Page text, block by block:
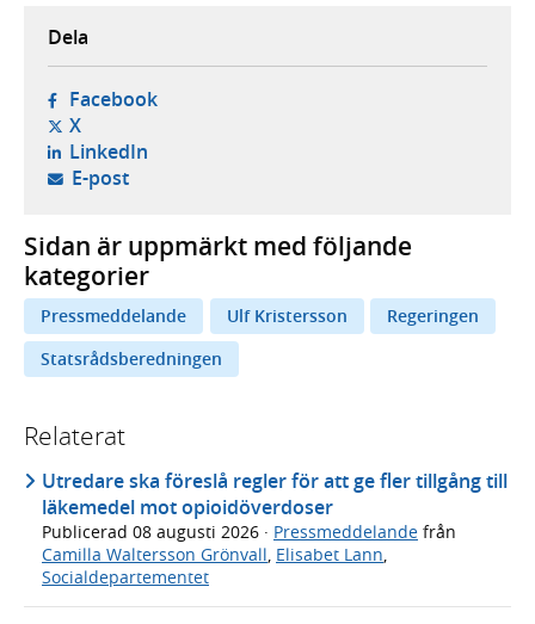
Dela
Facebook- öppnas i ny flik, extern webbplats,
X- öppnas i ny flik, extern webbplats,
LinkedIn- öppnas i ny flik, extern webbplats,
E-post- öppnar din e-postklient,
Sidan är uppmärkt med följande
kategorier
Pressmeddelande Ulf Kristersson
Regeringen
Statsrådsberedningen
Relaterat
Utredare ska föreslå regler för att ge fler tillgång till
läkemedel mot opioidöverdoser
Publicerad 08 augusti 2026 · Pressmeddelande från
Camilla Waltersson Grönvall Elisabet Lann
Socialdepartementet